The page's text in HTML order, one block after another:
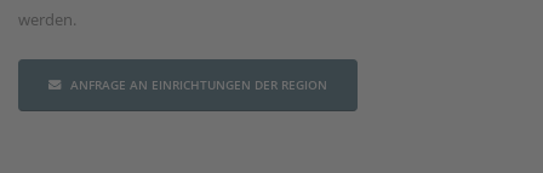
werden.
ANFRAGE AN EINRICHTUNGEN DER REGION